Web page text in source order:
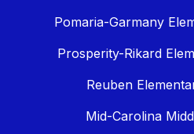
Pomaria-Garmany
Prosperity-Rikard
Reuben
Mid-Carolina